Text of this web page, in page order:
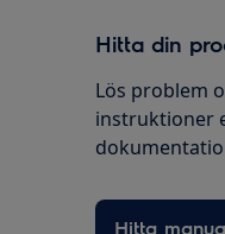
Hitta din
Lös problem
instruktioner
Hitta